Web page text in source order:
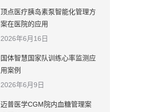
顶点医疗胰岛素泵智能化管理方
案在医院的应用
2026年6月16日
国体智慧国家队训练心率监测应
用案例
2026年6月9日
迈普医学CGM院内血糖管理案